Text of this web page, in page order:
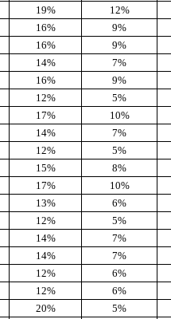
19%
12%
16%
9%
16%
9%
14%
7%
16%
9%
12%
5%
17%
10%
14%
7%
12%
5%
15%
8%
17%
10%
13%
6%
12%
5%
14%
7%
14% 7%
12%
6%
12%
6%
20%
5%